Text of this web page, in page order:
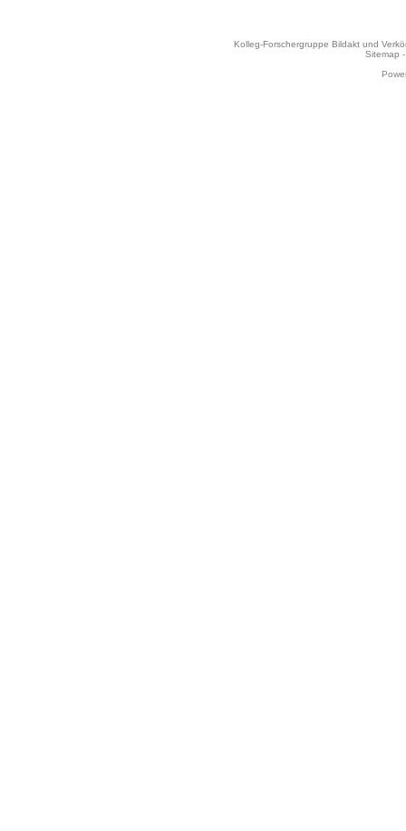
Kolleg-Forschergruppe Bildakt und
Sitemap